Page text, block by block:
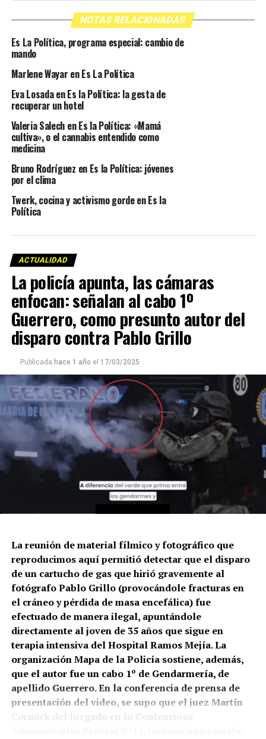
NOTAS RELACIONADAS
Es La Política, programa especial: cambio de
mando
Marlene Wayar en Es La Política
Eva Losada en Es la Política: la gesta de
recuperar un hotel
Valeria Salech en Es la Política: «Mamá
cultiva», o el cannabis entendido como
medicina
Bruno Rodríguez en Es la Política: jóvenes
por el clima
Twerk, cocina y activismo gorde en Es la
Política
ACTUALIDAD
La policía apunta, las cámaras
enfocan: señalan al cabo 1º
Guerrero, como presunto autor del
disparo contra Pablo Grillo
Publicada hace 1 año el 17/03/2025
La reunión de material fílmico y fotográfico que
reproducimos aquí permitió detectar que el disparo
de un cartucho de gas que hirió gravemente al
fotógrafo Pablo Grillo (provocándole fracturas en
el cráneo y pérdida de masa encefálica) fue
efectuado de manera ilegal, apuntándole
directamente al joven de 35 años que sigue en
terapia intensiva del Hospital Ramos Mejía. La
organización Mapa de la Policía sostiene, además,
que el autor fue un cabo 1º de Gendarmería, de
apellido Guerrero. En la conferencia de prensa de
presentación del video, se supo que el juez Martín
Cormick del Juzgado en lo Contencioso